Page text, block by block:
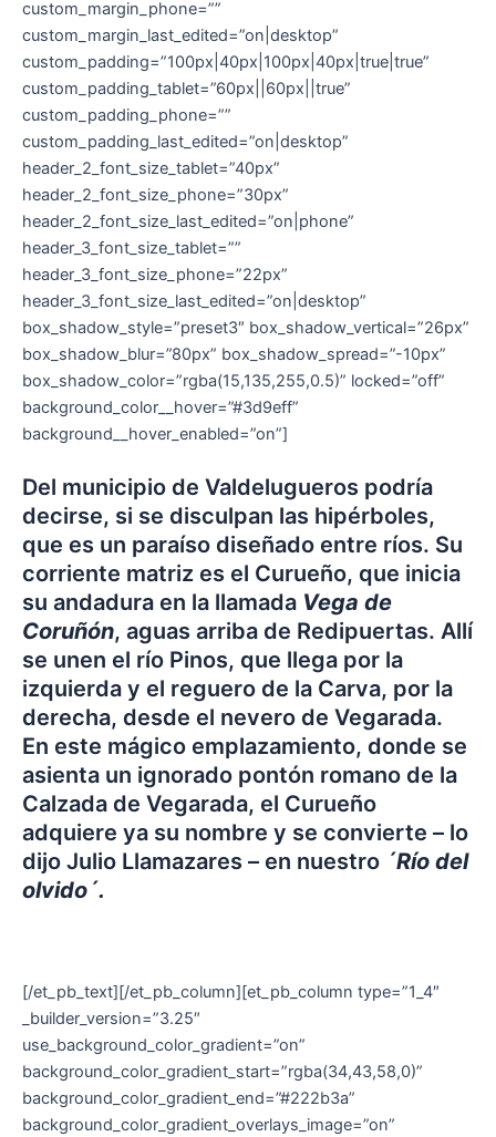
custom_margin_phone=””
custom_margin_last_edited=”on|desktop”
custom_padding=”100px|40px|100px|40px|true|true”
custom_padding_tablet=”60px||60px||true”
custom_padding_phone=””
custom_padding_last_edited=”on|desktop”
header_2_font_size_tablet=”40px”
header_2_font_size_phone=”30px”
header_2_font_size_last_edited=”on|phone”
header_3_font_size_tablet=””
header_3_font_size_phone=”22px”
header_3_font_size_last_edited=”on|desktop”
box_shadow_style=”preset3″ box_shadow_vertical=”26px”
box_shadow_blur=”80px” box_shadow_spread=”-10px”
box_shadow_color=”rgba(15,135,255,0.5)” locked=”off”
background_color__hover=”#3d9eff”
background__hover_enabled=”on”]
Del municipio de Valdelugueros podría
decirse, si se disculpan las hipérboles,
que es un paraíso diseñado entre ríos. Su
corriente matriz es el Curueño, que inicia
su andadura en la llamada Vega de
Coruñón, aguas arriba de Redipuertas. Allí
se unen el río Pinos, que llega por la
izquierda y el reguero de la Carva, por la
derecha, desde el nevero de Vegarada.
En este mágico emplazamiento, donde se
asienta un ignorado pontón romano de la
Calzada de Vegarada, el Curueño
adquiere ya su nombre y se convierte – lo
dijo Julio Llamazares – en nuestro ´Río del
olvido´.
[/et_pb_text][/et_pb_column][et_pb_column type=”1_4″
_builder_version=”3.25″
use_background_color_gradient=”on”
background_color_gradient_start=”rgba(34,43,58,0)”
background_color_gradient_end=”#222b3a”
background_color_gradient_overlays_image=”on”